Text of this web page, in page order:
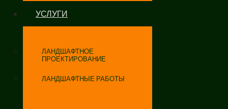
УСЛУГИ
ЛАНДШАФТНОЕ
ПРОЕКТИРОВАНИЕ
ЛАНДШАФТНЫЕ РАБОТЫ